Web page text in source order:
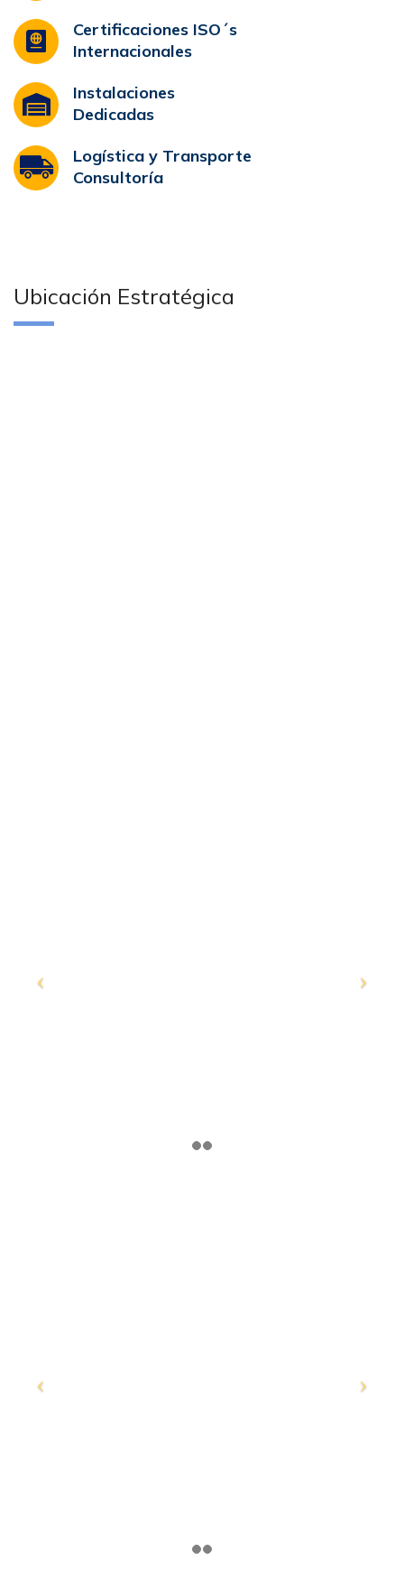
Certificaciones ISO´s
Internacionales
Instalaciones
Dedicadas
Logística y Transporte
Consultoría
Ubicación Estratégica